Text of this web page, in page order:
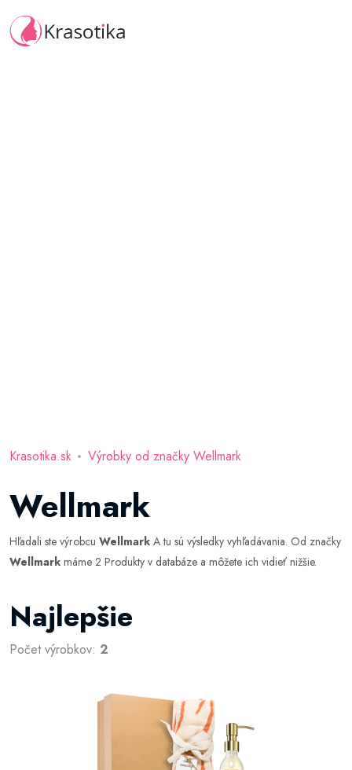
Krasotika.sk Výrobky od značky Wellmark
Wellmark
Hľadali ste výrobcu Wellmark A tu sú výsledky vyhľadávania. Od značky
Wellmark máme 2 Produkty v databáze a môžete ich vidieť nižšie.
Najlepšie
Počet výrobkov: 2